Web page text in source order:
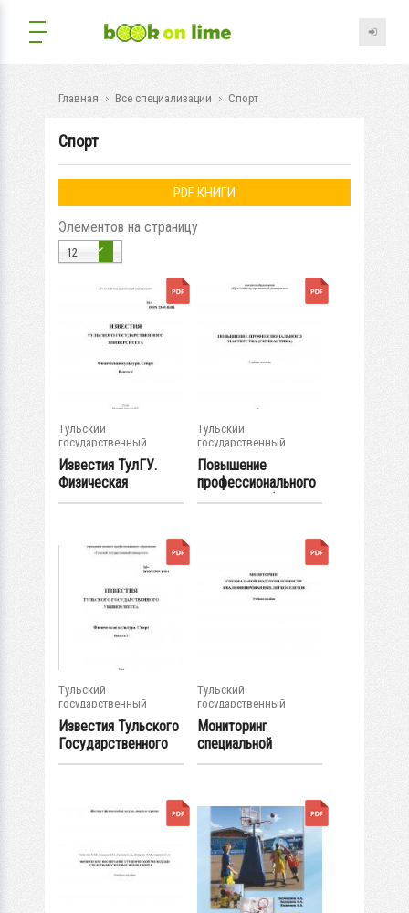
Главная Все специализации Спорт
Спорт
PDF КНИГИ
Элементов на страницу
12
Тульский
государственный
университет
Известия ТулГУ.
Физическая
культура. Спорт.
Тульский
государственный
университет
Повышение
профессионального
мастерства (...
Тульский
государственный
университет
Известия Тульского
Государственного
университета...
Тульский
государственный
университет
Мониторинг
специальной
подготовленности...